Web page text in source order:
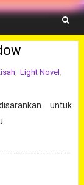
, Light Novel ,
untuk